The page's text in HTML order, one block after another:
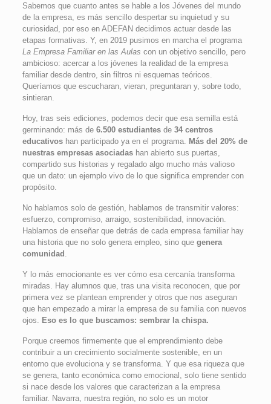
Sabemos que cuanto antes se hable a los Jóvenes del mundo
de la empresa, es más sencillo despertar su inquietud y su
curiosidad, por eso en ADEFAN decidimos actuar desde las
etapas formativas. Y, en 2019 pusimos en marcha el programa
La Empresa Familiar en las Aulas con un objetivo sencillo, pero
ambicioso: acercar a los jóvenes la realidad de la empresa
familiar desde dentro, sin filtros ni esquemas teóricos.
Queríamos que escucharan, vieran, preguntaran y, sobre todo,
sintieran.
Hoy, tras seis ediciones, podemos decir que esa semilla está
germinando: más de 6.500 estudiantesde 34 centros
educativoshan participado ya en el programa. Más del 20% de
nuestras empresas asociadashan abierto sus puertas,
compartido sus historias y regalado algo mucho más valioso
que un dato: un ejemplo vivo de lo que significa emprender con
propósito.
No hablamos solo de gestión, hablamos de transmitir valores:
esfuerzo, compromiso, arraigo, sostenibilidad, innovación.
Hablamos de enseñar que detrás de cada empresa familiar hay
una historia que no solo genera empleo, sino que genera
comunidad .
Y lo más emocionante es ver cómo esa cercanía transforma
miradas. Hay alumnos que, tras una visita reconocen, que por
primera vez se plantean emprender y otros que nos aseguran
que han empezado a mirar la empresa de su familia con nuevos
ojos. Eso es lo que buscamos: sembrar la chispa.
Porque creemos firmemente que el emprendimiento debe
contribuir a un crecimiento socialmente sostenible, en un
entorno que evoluciona y se transforma. Y que esa riqueza que
se genera, tanto económica como emocional, solo tiene sentido
si nace desde los valores que caracterizan a la empresa
familiar. Navarra, nuestra región, no solo es un motor